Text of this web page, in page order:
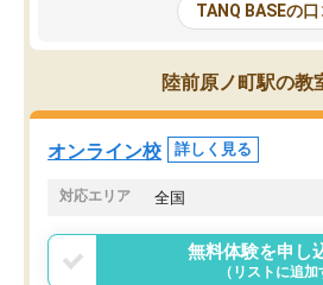
大学生の目だけでなく、数人の大人に
も目を通して頂ける。そのため多くの
意見を聞くことができ、より良いもの
を推敲することが可能だ。
どの人も優しく、親身に接してくださ
るのでやる気も出て、良かったで
す！！
TANQ BASEの
陸前原ノ町駅の教
オンライン校 詳しく見る
対応エリア 全国
無料体験を申し
（リストに追加